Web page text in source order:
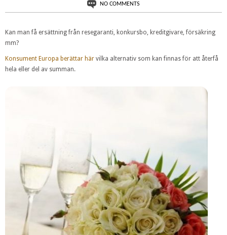
NO COMMENTS
Kan man få ersättning från resegaranti, konkursbo, kreditgivare, försäkring
mm?
Konsument Europa berättar här vilka alternativ som kan finnas för att återfå
hela eller del av summan.